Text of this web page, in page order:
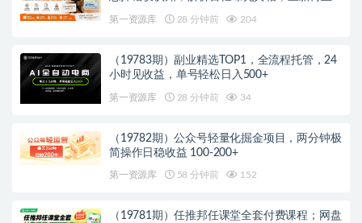
第一资源库 28 分钟前 204
（19783期）副业精选TOP1，全流程托管，24
小时见收益，单号轻松日入500+
第一资源库 28 分钟前 34
（19782期）公众号轻量化掘金项目，两分钟极
简操作日稳收益 100-200+
第一资源库 58 分钟前 152
（19781期）任推邦任课堂全套付费课程；网盘